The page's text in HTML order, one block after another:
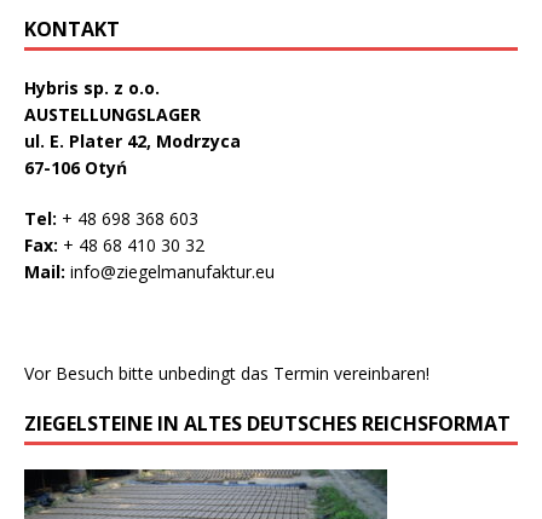
KONTAKT
Hybris sp. z o.o.
AUSTELLUNGSLAGER
ul. E. Plater 42, Modrzyca
67-106 Otyń
Tel: + 48 698 368 603
Fax: + 48 68 410 30 32
Mail: info@ziegelmanufaktur.eu
Vor Besuch bitte unbedingt das Termin vereinbaren!
ZIEGELSTEINE IN ALTES DEUTSCHES REICHSFORMAT